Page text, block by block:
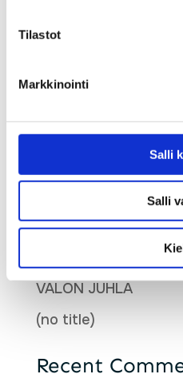
Tilastot
Markkinointi
Salli
Salli
« Older Entries
Recent Posts
Uusi
osalle asiakkaista
Laskujen tilinumero
Nettiyhteys ja
VALON JUHLA
(no title)
Recent